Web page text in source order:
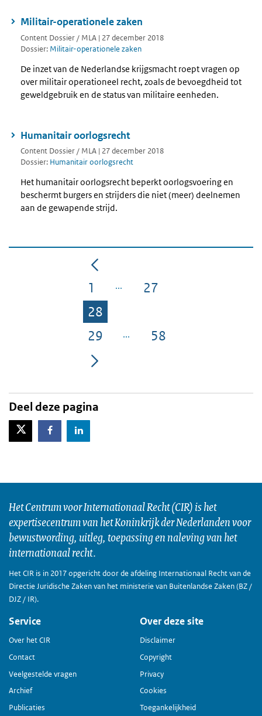
Militair-operationele zaken
Content Dossier / MLA | 27 december 2018
Dossier: Militair-operationele zaken
De inzet van de Nederlandse krijgsmacht roept vragen op
over militair operationeel recht, zoals de bevoegdheid tot
geweldgebruik en de status van militaire eenheden.
Humanitair oorlogsrecht
Content Dossier / MLA | 27 december 2018
Dossier: Humanitair oorlogsrecht
Het humanitair oorlogsrecht beperkt oorlogsvoering en
beschermt burgers en strijders die niet (meer) deelnemen
aan de gewapende strijd.
Pagina
1 Pagina
27
Pagina
28
Pagina
29 Pagina
58
Deel deze pagina
X-TwitterFacebookLinkedIn
Het Centrum voor Internationaal Recht (CIR) is het
expertisecentrum van het Koninkrijk der Nederlanden voor
bewustwording, uitleg, toepassing en naleving van het
internationaal recht.
Het CIR is in 2017 opgericht door de afdeling Internationaal Recht van de
Directie Juridische Zaken van het ministerie van Buitenlandse Zaken (BZ /
DJZ / IR).
Service
Over het CIR
Contact
Veelgestelde vragen
Archief
Publicaties
Over deze site
Disclaimer
Copyright
Privacy
Cookies
Toegankelijkheid